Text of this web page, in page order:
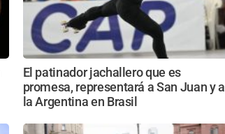
El patinador jachallero que es
promesa, representará a San Juan y a
la Argentina en Brasil